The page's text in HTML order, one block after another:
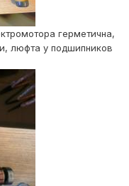
герметична,
люфта у подшипников